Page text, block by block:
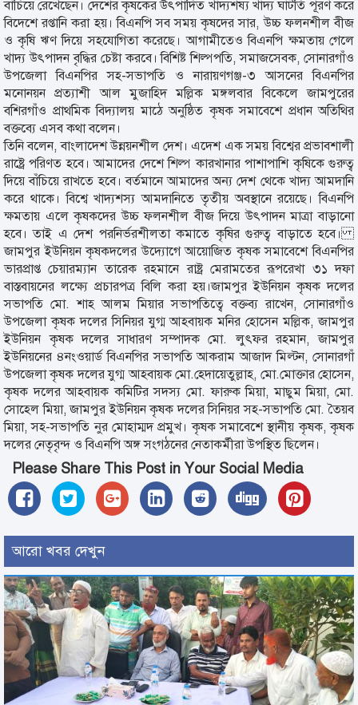
বাঁচিয়ে রেখেছেন। দেশের কৃষকের উৎপাদিত খাদ্যশষ্য খাদ্য ঘাটতি পূরণ করে
বিদেশে রপ্তানি করা হয়। বিএনপি সব সময় কৃষদের সার, উচ্চ ফলনশীল বীজ
ও কৃষি ঋণ দিয়ে সহযোগিতা করেছে। আগামীতেও বিএনপি ক্ষমতায় গেলে
খাদ্য উৎপাদন বৃদ্ধির চেষ্টা করবে। বিশিষ্ট শিল্পপতি, সমাজসেবক, সোনারগাঁও
উপজেলা বিএনপির সহ-সভাপতি ও নারায়ণগঞ্জ-৩ আসনের বিএনপির
মনোনয়ন প্রত্যাশী আল মুজাহিদ মল্লিক মঙ্গলবার বিকেলে জামপুরের
বশিরগাঁও প্রাথমিক বিদ্যালয় মাঠে অনুষ্ঠিত কৃষক সমাবেশে প্রধান অতিথির
বক্তব্যে এসব কথা বলেন।
তিনি বলেন, বাংলাদেশ উন্নয়নশীল দেশ। এদেশ এক সময় বিশ্বের প্রভাবশালী
রাষ্ট্রে পরিণত হবে। আমাদের দেশে শিল্প কারখানার পাশাপাশি কৃষিকে গুরুত্ব
দিয়ে বাঁচিয়ে রাখতে হবে। বর্তমানে আমাদের অন্য দেশ থেকে খাদ্য আমদানি
করে থাকে। বিশ্বে খাদ্যশস্য আমদানিতে তৃতীয় অবস্থানে রয়েছে। বিএনপি
ক্ষমতায় এলে কৃষকদের উচ্চ ফলনশীল বীজ দিয়ে উৎপাদন মাত্রা বাড়ানো
হবে। তাই এ দেশ পরনির্ভরশীলতা কমাতে কৃষির গুরুত্ব বাড়াতে হবে।
জামপুর ইউনিয়ন কৃষকদলের উদ্যোগে আয়োজিত কৃষক সমাবেশে বিএনপির
ভারপ্রাপ্ত চেয়ারম্যান তারেক রহমানে রাষ্ট্র মেরামতের রূপরেখা ৩১ দফা
বাস্তবায়নের লক্ষ্যে প্রচারপত্র বিলি করা হয়।জামপুর ইউনিয়ন কৃষক দলের
সভাপতি মো. শাহ আলম মিয়ার সভাপতিত্বে বক্তব্য রাখেন, সোনারগাঁও
উপজেলা কৃষক দলের সিনিয়র যুগ্ম আহবায়ক মনির হোসেন মল্লিক, জামপুর
ইউনিয়ন কৃষক দলের সাধারণ সম্পাদক মো. লুৎফর রহমান, জামপুর
ইউনিয়নের ৪নংওয়ার্ড বিএনপির সভাপতি আকরাম আজাদ মিল্টন, সোনারগাঁ
উপজেলা কৃষক দলের যুগ্ম আহবায়ক মো.হেদায়েতুল্লাহ, মো.মোক্তার হোসেন,
কৃষক দলের আহবায়ক কমিটির সদস্য মো. ফারুক মিয়া, মাছুম মিয়া, মো.
সোহেল মিয়া, জামপুর ইউনিয়ন কৃষক দলের সিনিয়র সহ-সভাপতি মো. তৈয়ব
মিয়া, সহ-সভাপতি নুর মোহাম্মদ প্রমুখ। কৃষক সমাবেশে স্থানীয় কৃষক, কৃষক
দলের নেতৃবৃন্দ ও বিএনপি অঙ্গ সংগঠনের নেতাকর্মীরা উপস্থিত ছিলেন।
Please Share This Post in Your Social Media
আরো খবর দেখুন